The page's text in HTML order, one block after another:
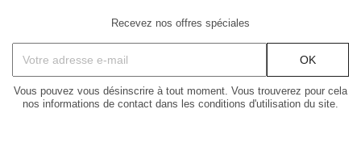
Recevez nos offres spéciales
Vous pouvez vous désinscrire à tout moment. Vous trouverez pour cela
nos informations de contact dans les conditions d'utilisation du site.